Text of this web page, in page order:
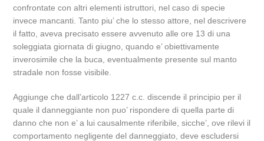
confrontate con altri elementi istruttori, nel caso di specie
invece mancanti. Tanto piu’ che lo stesso attore, nel descrivere
il fatto, aveva precisato essere avvenuto alle ore 13 di una
soleggiata giornata di giugno, quando e’ obiettivamente
inverosimile che la buca, eventualmente presente sul manto
stradale non fosse visibile.
Aggiunge che dall’articolo 1227 c.c. discende il principio per il
quale il danneggiante non puo’ rispondere di quella parte di
danno che non e’ a lui causalmente riferibile, sicche’, ove rilevi il
comportamento negligente del danneggiato, deve escludersi